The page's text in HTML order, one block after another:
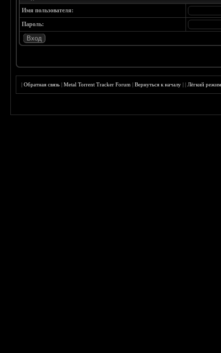
Имя пользователя:
Пароль:
|Обратная связь |Metal Torrent Tracker Forum |Вернуться к началу ||Лёгкий